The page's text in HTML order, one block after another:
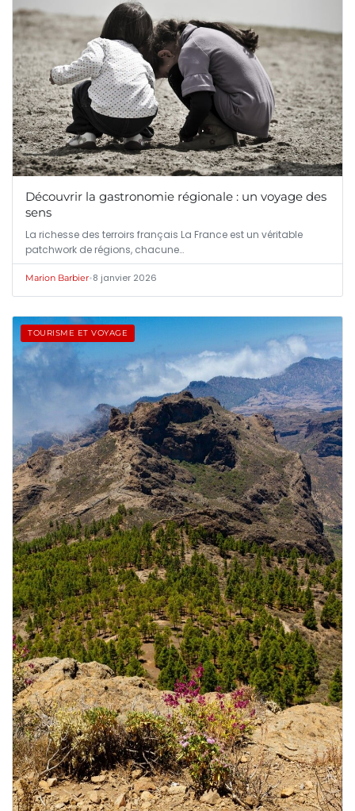
Découvrir la gastronomie régionale : un voyage des
sens
La richesse des terroirs français La France est un véritable
patchwork de régions, chacune…
Marion Barbier•8 janvier 2026
TOURISME ET VOYAGE